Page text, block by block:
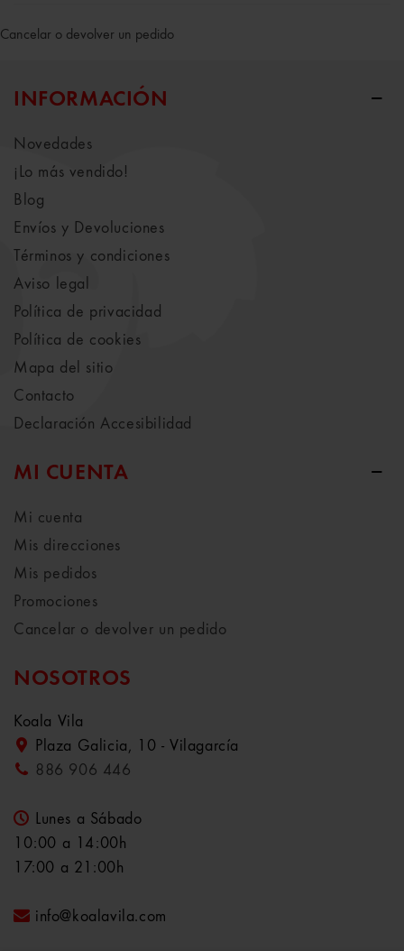
Cancelar o devolver un pedido
INFORMACIÓN
Novedades
¡Lo más vendido!
Blog
Envíos y Devoluciones
Términos y condiciones
Aviso legal
Política de privacidad
Política de cookies
Mapa del sitio
Contacto
Declaración Accesibilidad
MI CUENTA
Mi cuenta
Mis direcciones
Mis pedidos
Promociones
Cancelar o devolver un pedido
NOSOTROS
Koala Vila
Plaza Galicia, 10 - Vilagarcía
886 906 446
Lunes a Sábado
10:00 a 14:00h
17:00 a 21:00h
info@koalavila.com